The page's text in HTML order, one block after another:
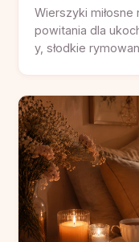
Wierszyki
powitania dla
y, słodkie